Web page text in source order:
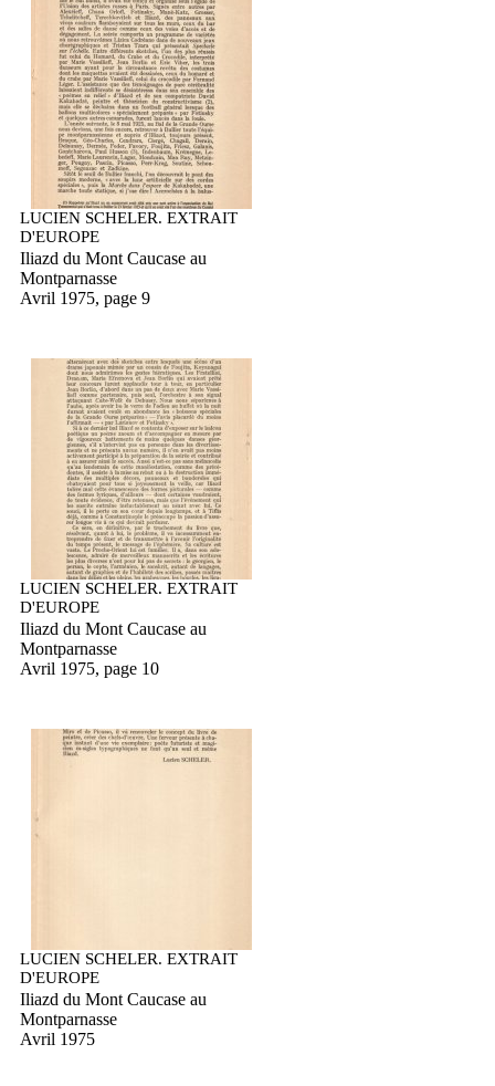
LUCIEN SCHELER. EXTRAIT
D'EUROPE
Iliazd du Mont Caucase au
Montparnasse
Avril 1975, page 9
LUCIEN SCHELER. EXTRAIT
D'EUROPE
Iliazd du Mont Caucase au
Montparnasse
Avril 1975, page 10
LUCIEN SCHELER. EXTRAIT
D'EUROPE
Iliazd du Mont Caucase au
Montparnasse
Avril 1975